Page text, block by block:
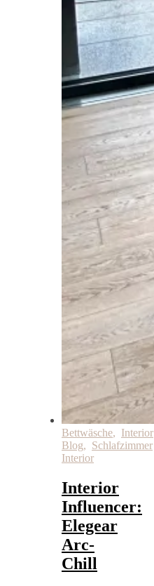
Bettwäsche, Interior
Blog, Schlafzimmer
Interior
Interior
Influencer:
Elegear
Arc-
Chill